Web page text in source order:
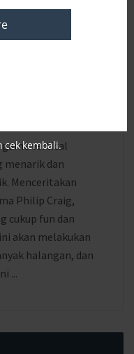
game vertical
menarik dan
Menceritakan
Philip Craig,
cukup fun dan
akan melakukan
halangan, dan
...
cek kembali.